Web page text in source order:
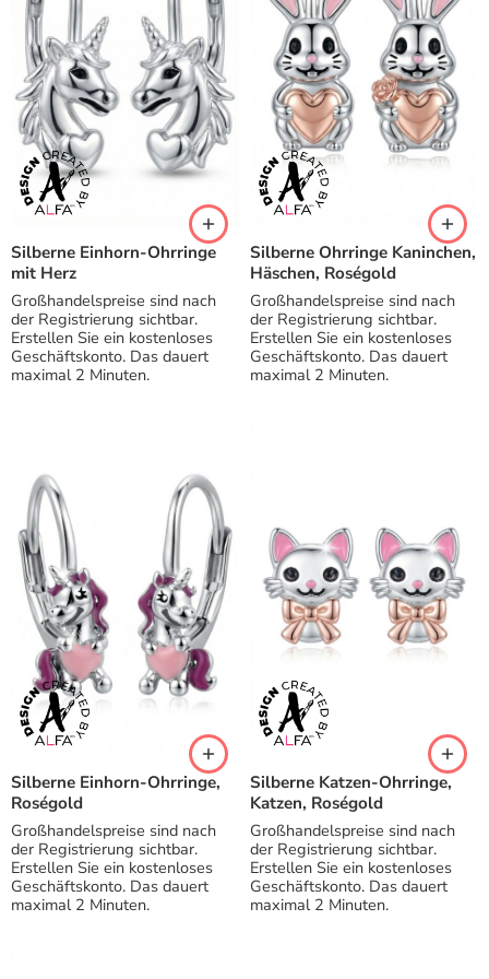
Silberne Einhorn-Ohrringe
mit Herz
Großhandelspreise sind nach
der Registrierung sichtbar.
Erstellen Sie ein kostenloses
Geschäftskonto. Das dauert
maximal 2 Minuten.
Silberne Ohrringe Kaninchen,
Häschen, Roségold
Großhandelspreise sind nach
der Registrierung sichtbar.
Erstellen Sie ein kostenloses
Geschäftskonto. Das dauert
maximal 2 Minuten.
Silberne Einhorn-Ohrringe,
Roségold
Großhandelspreise sind nach
der Registrierung sichtbar.
Erstellen Sie ein kostenloses
Geschäftskonto. Das dauert
maximal 2 Minuten.
Silberne Katzen-Ohrringe,
Katzen, Roségold
Großhandelspreise sind nach
der Registrierung sichtbar.
Erstellen Sie ein kostenloses
Geschäftskonto. Das dauert
maximal 2 Minuten.